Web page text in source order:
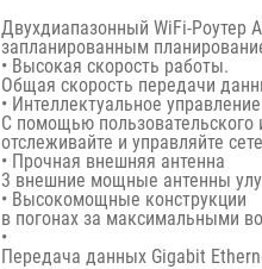
Двухдиапазонный WiFi-Роутер
запланированным
• Высокая скорость работы.
Общая скорость передачи
• Интеллектуальное
С помощью пользовательского
отслеживайте и управляйте
• Прочная внешняя антенна
3 внешние мощные антенны
• Высокомощные конструкции
в погонах за максимальными
•
Передача данных Gigabit